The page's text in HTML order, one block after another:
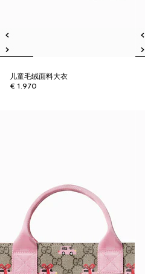
儿童毛绒面料大衣
€ 1.970